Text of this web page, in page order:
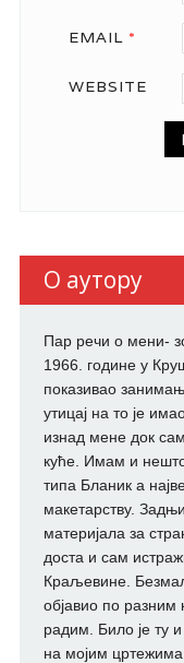
EMAIL *
WEBSITE
О аутору
Пар речи о мени-
1966. године у
показивао
утицај на то је
изнад мене док
куће. Имам и нешто
типа Бланик а
макетарству.
материјала за
доста и сам
Краљевине.
објавио по разним
радим. Било је ту
на мојим